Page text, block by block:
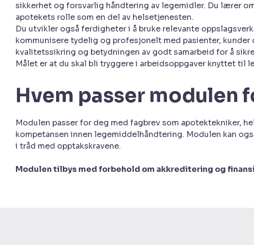
sikkerhet og forsvarlig håndtering av legemidler. Du lærer
apotekets rolle som en del av helsetjenesten.
Du utvikler også ferdigheter i å bruke relevante
kommunisere tydelig og profesjonelt med pasienter,
kvalitetssikring og betydningen av godt samarbeid for å
Målet er at du skal bli tryggere i arbeidsoppgaver knyttet
Hvem passer modulen
Modulen passer for deg med fagbrev som apotektekniker,
kompetansen innen legemiddelhåndtering. Modulen kan
i tråd med opptakskravene.
Modulen tilbys med forbehold om akkreditering og